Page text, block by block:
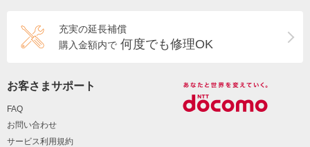
充実の延長補償
購入金額内で 何度でも修理OK
お客さまサポート
FAQ
お問い合わせ
サービス利用規約